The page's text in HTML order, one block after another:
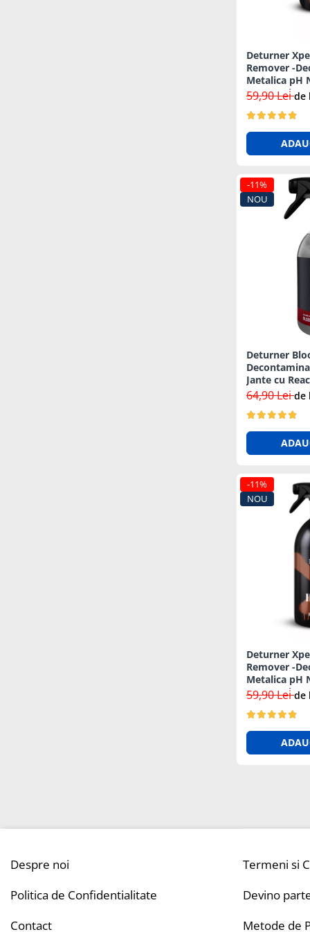
Deturner
Remover -
Metalica pH
Vopsea si
59,90 Leide
-11%
NOU
Deturner
Jante cu
Neutru - 1L
64,90 Leide
-11%
NOU
Deturner
Remover -
Metalica pH
Vopsea si
59,90 Leide
Despre noi
Politica de Confidentialitate
Contact
Termeni si
Devino
Metode de